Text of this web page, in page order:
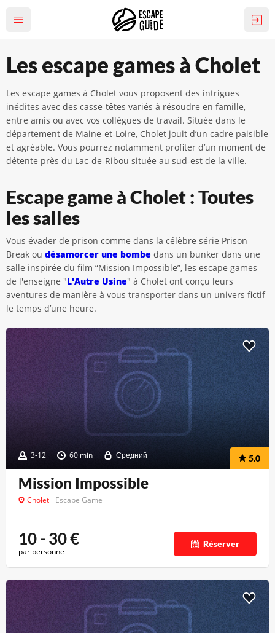
Les escape games à Cholet
Les escape games à Cholet vous proposent des intrigues
inédites avec des casse-têtes variés à résoudre en famille,
entre amis ou avec vos collègues de travail. Située dans le
département de Maine-et-Loire, Cholet jouit d’un cadre paisible
et agréable. Vous pourrez notamment profiter d’un moment de
détente près du Lac-de-Ribou située au sud-est de la ville.
Escape game à Cholet : Toutes
les salles
Vous évader de prison comme dans la célèbre série Prison
Break ou désamorcer une bombe dans un bunker dans une
salle inspirée du film “Mission Impossible”, les escape games
de l'enseigne "L'Autre Usine" à Cholet ont conçu leurs
aventures de manière à vous transporter dans un univers fictif
le temps d’une heure.
3-12 60 min Средний 5.0
Mission Impossible
Cholet Escape Game
10 - 30€
par personne
Réserver